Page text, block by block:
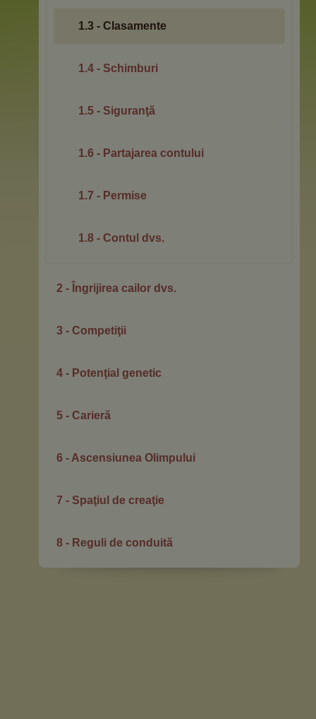
1.3 - Clasamente
1.4 - Schimburi
1.5 - Siguranţă
1.6 - Partajarea contului
1.7 - Permise
1.8 - Contul dvs.
2 - Îngrijirea cailor dvs.
3 - Competiţii
4 - Potenţial genetic
5 - Carieră
6 - Ascensiunea Olimpului
7 - Spaţiul de creaţie
8 - Reguli de conduită